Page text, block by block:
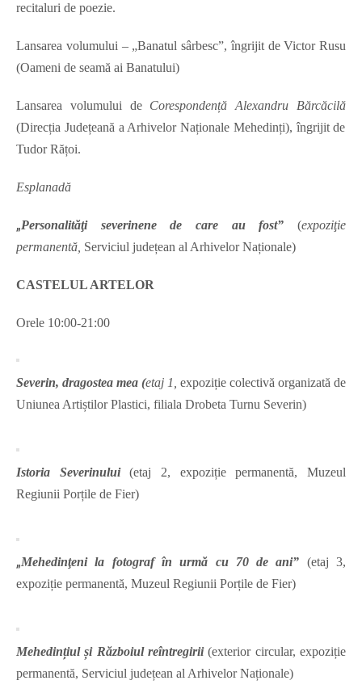
recitaluri de poezie.
Lansarea volumului – „Banatul sârbesc”, îngrijit de Victor Rusu
(Oameni de seamă ai Banatului)
Lansarea volumului de Corespondență Alexandru Bărcăcilă
(Direcția Județeană a Arhivelor Naționale Mehedinți), îngrijit de
Tudor Rățoi.
Esplanadă
„Personalităţi severinene de care au fost” (expoziţie
permanentă, Serviciul județean al Arhivelor Naționale)
CASTELUL ARTELOR
Orele 10:00-21:00
Severin, dragostea mea (etaj 1, expoziție colectivă organizată de
Uniunea Artiștilor Plastici, filiala Drobeta Turnu Severin)
Istoria Severinului
(etaj 2, expoziție permanentă, Muzeul
Regiunii Porțile de Fier)
„Mehedinţeni la fotograf în urmă cu 70 de ani” (etaj 3,
expoziție permanentă, Muzeul Regiunii Porțile de Fier)
Mehedințiul și Războiul reîntregirii(exterior circular, expoziție
permanentă, Serviciul județean al Arhivelor Naționale)